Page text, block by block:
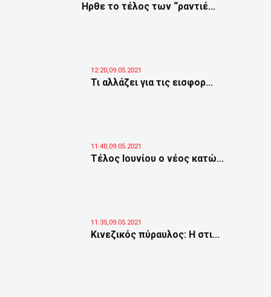
Ηρθε το τέλος των “ραντιέ...
12:20,09.05.2021
Τι αλλάζει για τις εισφορ...
11:40,09.05.2021
Τέλος Ιουνίου ο νέος κατώ...
11:35,09.05.2021
Kινεζικός πύραυλος: Η στι...